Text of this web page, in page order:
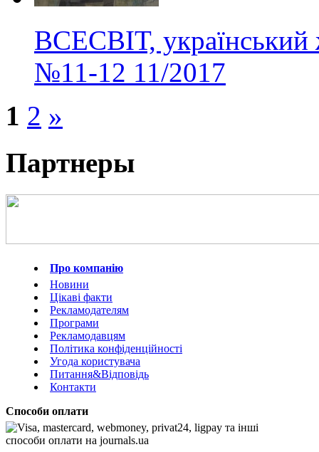
ВСЕСВІТ, український
№11-12 11/2017
1 2 »
Партнеры
Про компанію
Новини
Цікаві факти
Рекламодателям
Програми
Рекламодавцям
Політика конфіденційності
Угода користувача
Питання&Відповідь
Контакти
Способи оплати